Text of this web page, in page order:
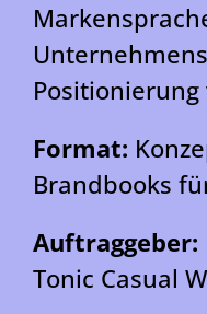
Format:
Brandbooks
Auftraggeber:
Tonic Casual